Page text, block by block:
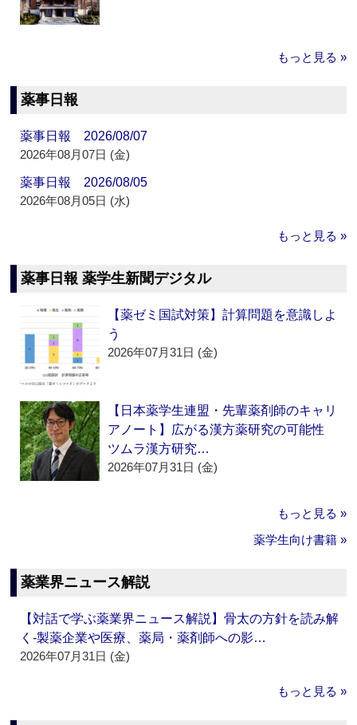
もっと見る »
薬事日報
薬事日報 2026/08/07
2026年08月07日 (金)
薬事日報 2026/08/05
2026年08月05日 (水)
もっと見る »
薬事日報 薬学生新聞デジタル
【薬ゼミ国試対策】計算問題を意識しよ
う
2026年07月31日 (金)
【日本薬学生連盟・先輩薬剤師のキャリ
アノート】広がる漢方薬研究の可能性
ツムラ漢方研究…
2026年07月31日 (金)
もっと見る »
薬学生向け書籍 »
薬業界ニュース解説
【対話で学ぶ薬業界ニュース解説】骨太の方針を読み解
く‐製薬企業や医療、薬局・薬剤師への影…
2026年07月31日 (金)
もっと見る »